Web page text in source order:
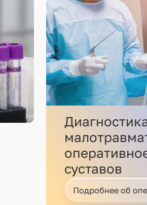
суставов
Подробнее об